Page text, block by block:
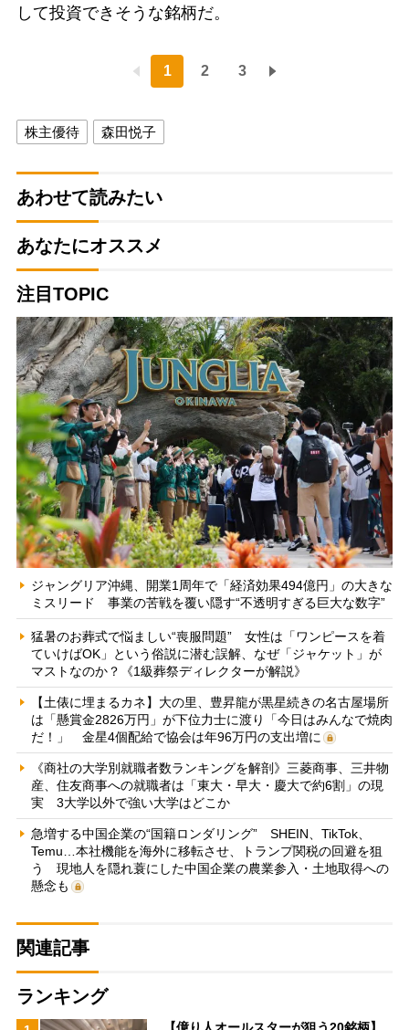
して投資できそうな銘柄だ。
1 2 3
株主優待 森田悦子
あわせて読みたい
あなたにオススメ
注目TOPIC
ジャングリア沖縄、開業1周年で「経済効果494億円」の大きな
ミスリード 事業の苦戦を覆い隠す“不透明すぎる巨大な数字”
猛暑のお葬式で悩ましい“喪服問題” 女性は「ワンピースを着
ていけばOK」という俗説に潜む誤解、なぜ「ジャケット」が
マストなのか？《1級葬祭ディレクターが解説》
【土俵に埋まるカネ】大の里、豊昇龍が黒星続きの名古屋場所
は「懸賞金2826万円」が下位力士に渡り「今日はみんなで焼肉
だ！」 金星4個配給で協会は年96万円の支出増に
《商社の大学別就職者数ランキングを解剖》三菱商事、三井物
産、住友商事への就職者は「東大・早大・慶大で約6割」の現
実 3大学以外で強い大学はどこか
急増する中国企業の“国籍ロンダリング” SHEIN、TikTok、
Temu…本社機能を海外に移転させ、トランプ関税の回避を狙
う 現地人を隠れ蓑にした中国企業の農業参入・土地取得への
懸念も
関連記事
ランキング
【億り人オールスターが狙う20銘柄】